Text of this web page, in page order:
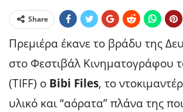
Share
Πρεμιέρα έκανε το βράδυ της
στο Φεστιβάλ Κινηματογράφου
(TIFF) ο Bibi Files, το
υλικό και “αόρατα” πλάνα της